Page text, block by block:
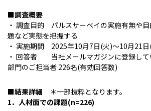
■調査概要
・ 調査目的 パルスサーベイの実施有無や
題など実態を把握する
・ 実施期間 2025年10月7日(火)～10月21日
・ 回答者 当社メールマガジンに登録して
部門のご担当者 226名(有効回答数)
■結果詳細 ＊一部抜粋となります。
1．人材面での課題(n=226)